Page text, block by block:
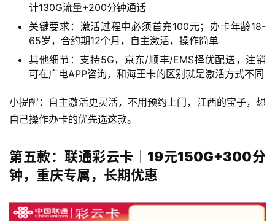
办
在
线
号
计130G流量+200分钟通话
关键要求：激活过程中必须首充100元；办卡年龄18-
65岁，合约期12个月，自主激活，操作简单
其他细节：支持5G，京东/顺丰/EMS择优配送，注销
可在广电APP咨询，和海王卡的区别就是激活方式不同
小提醒：自主激活更灵活，不用预约上门，江西的宝子，想
自己操作办卡的优先选这款。
第五款：联通彩云卡｜19元150G+300分
钟，重庆专属，长期优惠